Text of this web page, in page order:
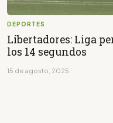
DEPORTES
Libertadores: Liga
los 14 segundos
15 de agosto, 2025